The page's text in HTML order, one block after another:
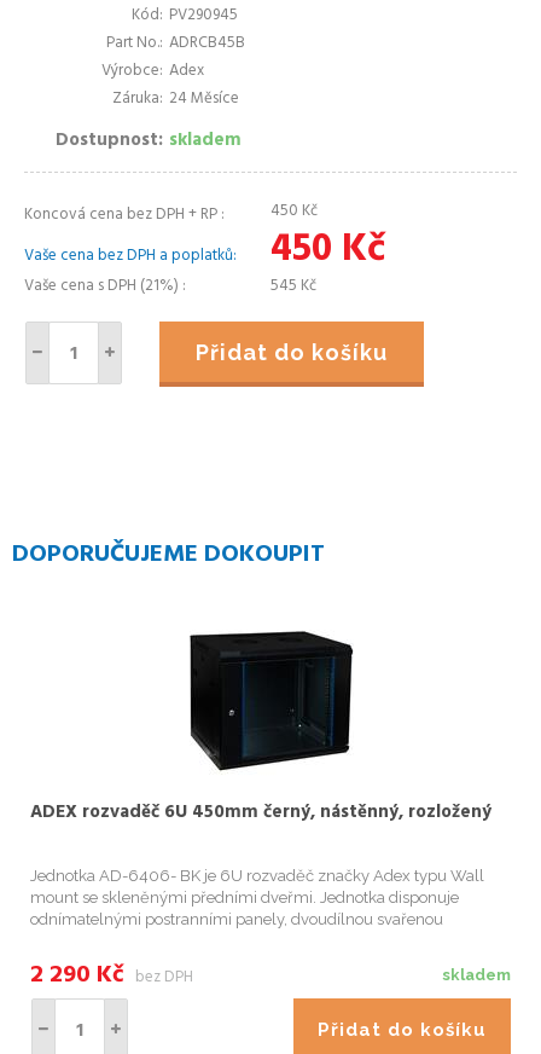
Kód PV290945
Part No. ADRCB45B
Výrobce Adex
Záruka 24 Měsíce
Dostupnost skladem
Koncová cena bez DPH + RP 450 Kč
Vaše cena bez DPH a poplatků
450 Kč
Vaše cena s DPH (21%) 545 Kč
Přidat do košíku
DOPORUČUJEME DOKOUPIT
ADEX rozvaděč 6U 450mm černý, nástěnný, rozložený
Jednotka AD-6406- BK je 6U rozvaděč značky Adex typu Wall
mount se skleněnými předními dveřmi. Jednotka disponuje
odnímatelnými postranními panely, dvoudílnou svařenou
protažení kabelů na horním...
skladem
2 290 Kč bez DPH
Přidat do košíku